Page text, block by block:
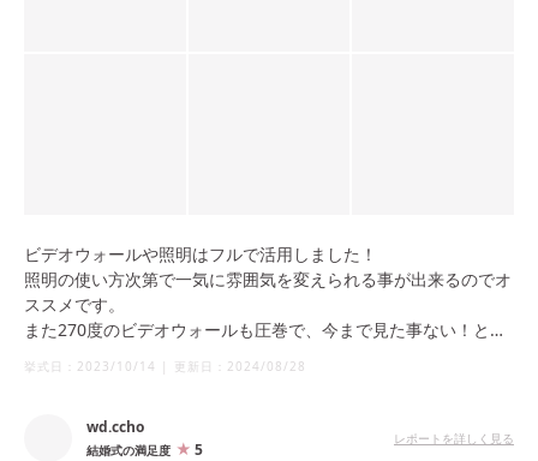
ビデオウォールや照明はフルで活用しました！
照明の使い方次第で一気に雰囲気を変えられる事が出来るのでオ
ススメです。
また270度のビデオウォールも圧巻で、今まで見た事ない！と沢
挙式日： 2023/10/14 | 更新日： 2024/08/28
wd.ccho
結婚式の満足度 5
レポートを詳しく見る